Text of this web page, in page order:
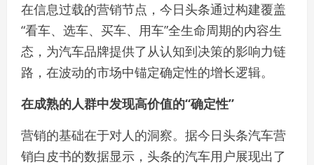
在信息过载的营销节点，今日头条通过构建覆盖
“看车、选车、买车、用车”全生命周期的内容生
态，为汽车品牌提供了从认知到决策的影响力链
路，在波动的市场中锚定确定性的增长逻辑。
在成熟的人群中发现高价值的“确定性”
营销的基础在于对人的洞察。据今日头条汽车营
销白皮书的数据显示，头条的汽车用户展现出了